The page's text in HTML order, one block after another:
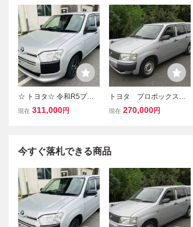
☆ トヨタ☆ 令和R5プロ
ボックス ハイブリッド G
現在 311,000円
トヨタ プロボックス P
robox バン
現在 270,000円
今すぐ落札できる商品